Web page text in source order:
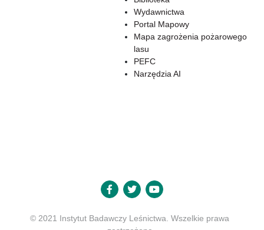
Wydawnictwa
Portal Mapowy
Mapa zagrożenia pożarowego
lasu
PEFC
Narzędzia AI
© 2021 Instytut Badawczy Leśnictwa. Wszelkie prawa